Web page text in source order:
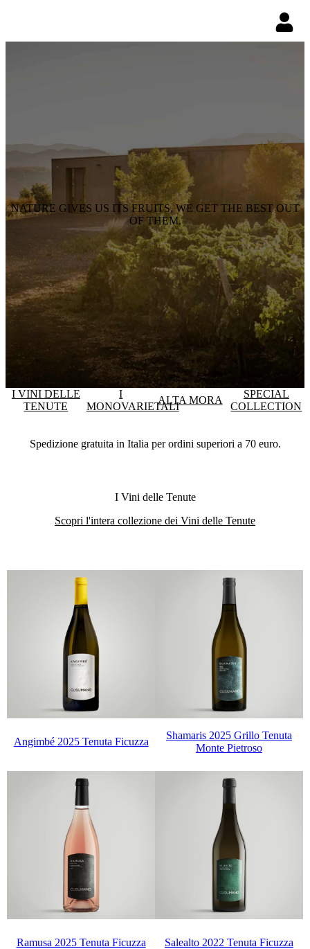
NATURE GIVES US ITS FRUITS, WE GET THE BEST OUT
OF THEM.
I VINI DELLE
TENUTE
I
MONOVARIETALI
ALTA MORA
SPECIAL
COLLECTION
Spedizione gratuita in Italia per ordini superiori a 70 euro.
I Vini delle Tenute
Scopri l'intera collezione dei Vini delle Tenute
Angimbé 2025 Tenuta Ficuzza
Shamaris 2025 Grillo Tenuta
Monte Pietroso
Ramusa 2025 Tenuta Ficuzza Salealto 2022 Tenuta Ficuzza